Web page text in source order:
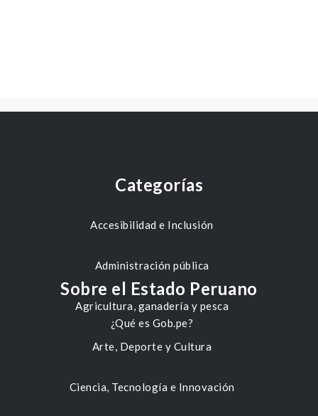
Categorías
Accesibilidad e Inclusión
Administración pública
Agricultura, ganadería y pesca
Arte, Deporte y Cultura
Ciencia, Tecnología e Innovación
Sobre el Estado Peruano
¿Qué es Gob.pe?